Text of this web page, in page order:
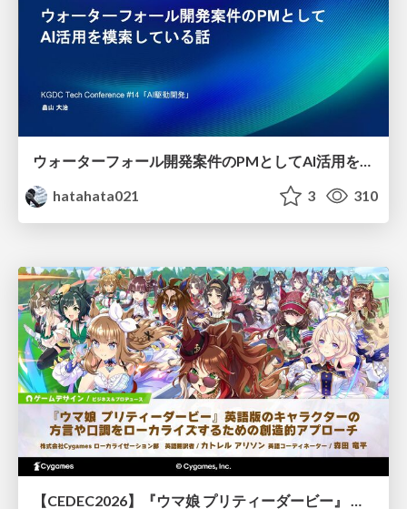
ウォーターフォール開発案件のPMとしてAI活用を模索している話
hatahata021
3 310